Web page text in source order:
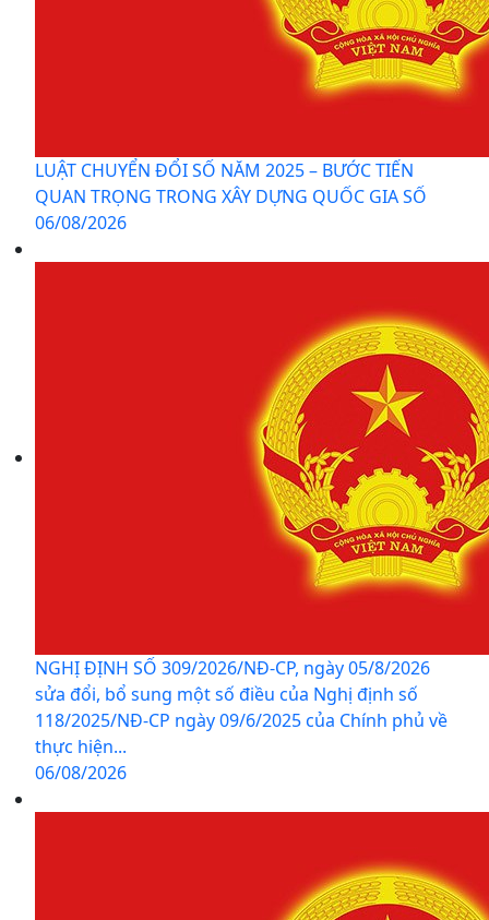
LUẬT CHUYỂN ĐỔI SỐ NĂM 2025 – BƯỚC TIẾN
QUAN TRỌNG TRONG XÂY DỰNG QUỐC GIA SỐ
06/08/2026
NGHỊ ĐỊNH SỐ 309/2026/NĐ-CP, ngày 05/8/2026
sửa đổi, bổ sung một số điều của Nghị định số
118/2025/NĐ-CP ngày 09/6/2025 của Chính phủ về
thực hiện...
06/08/2026